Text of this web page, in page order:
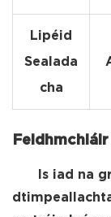
Lipéid
Sealada
cha
Is iad na